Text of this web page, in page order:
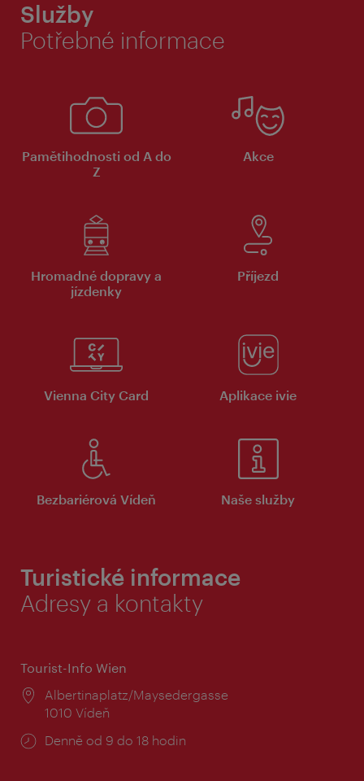
Služby
Potřebné informace
Pamětihodnosti od A do
Z
Akce
Hromadné dopravy a
jízdenky
Příjezd
Vienna City Card Aplikace ivie
Bezbariérová Vídeň Naše služby
Turistické informace
Adresy a kontakty
Tourist-Info Wien
Místo:
Albertinaplatz/Maysedergasse
1010 Vídeň
Provozní
Denně od 9 do 18 hodin